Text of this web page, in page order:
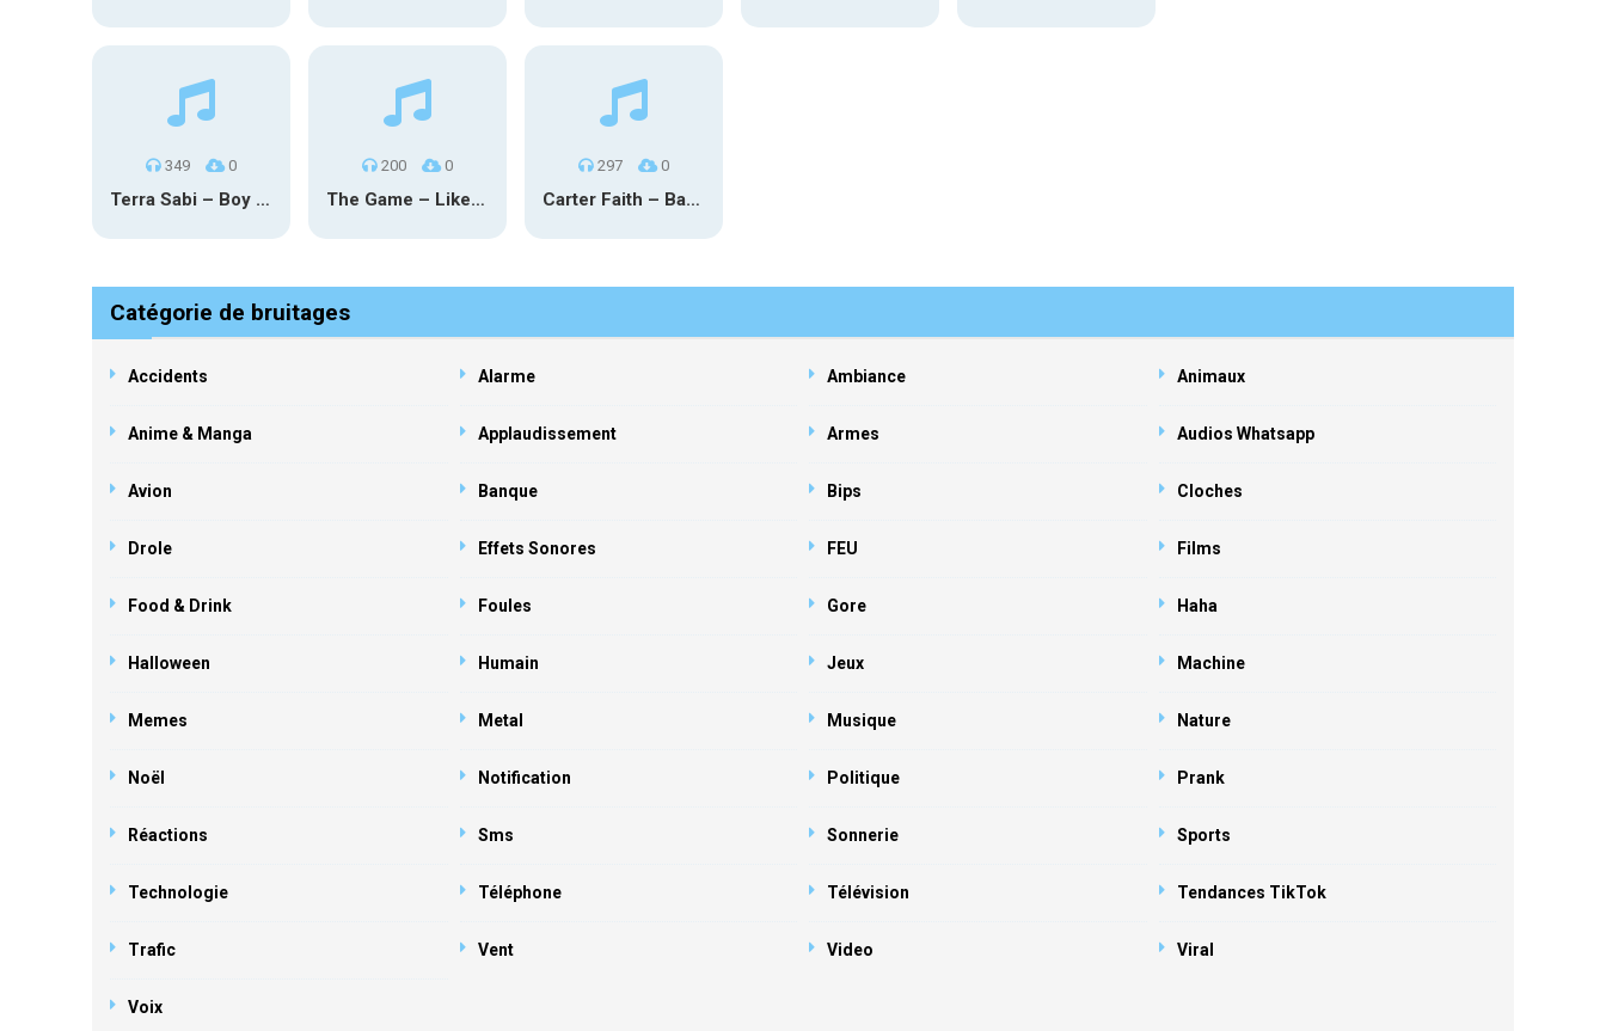
349 0
Terra Sabi – Boy Game X Marcia Cruz
200 0
The Game – Like Father Like Daughter
297 0
Carter Faith – Bar Star Vevo
Catégorie de bruitages
Accidents Alarme Ambiance Animaux
Anime & Manga Applaudissement Armes Audios Whatsapp
Avion Banque Bips Cloches
Drole Effets Sonores FEU Films
Food & Drink Foules Gore Haha
Halloween Humain Jeux Machine
Memes Metal Musique Nature
Noël Notification Politique Prank
Réactions Sms Sonnerie Sports
Technologie Téléphone Télévision Tendances TikTok
Trafic Vent Video Viral
Voix